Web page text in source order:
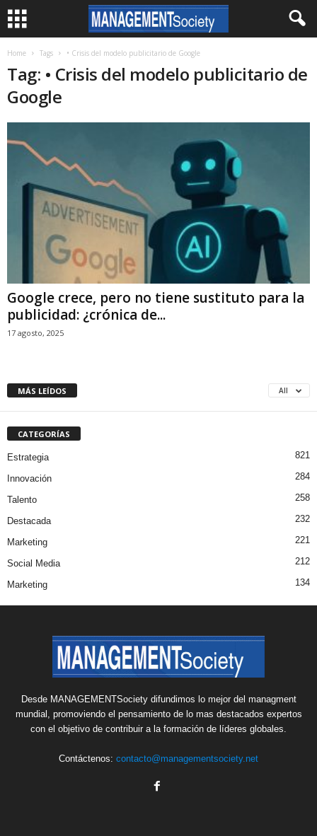
Home Tags • Crisis del modelo publicitario de Google
Tag: • Crisis del modelo publicitario de
Google
Google crece, pero no tiene sustituto para la
publicidad: ¿crónica de...
17 agosto, 2025
MÁS LEÍDOS All
CATEGORÍAS
Estrategia 821
Innovación 284
Talento 258
Destacada 232
Marketing 221
Social Media 212
Marketing 134
Desde MANAGEMENTSociety difundimos lo mejor del managment
mundial, promoviendo el pensamiento de lo mas destacados expertos
con el objetivo de contribuir a la formación de líderes globales.
Contáctenos: contacto@managementsociety.net